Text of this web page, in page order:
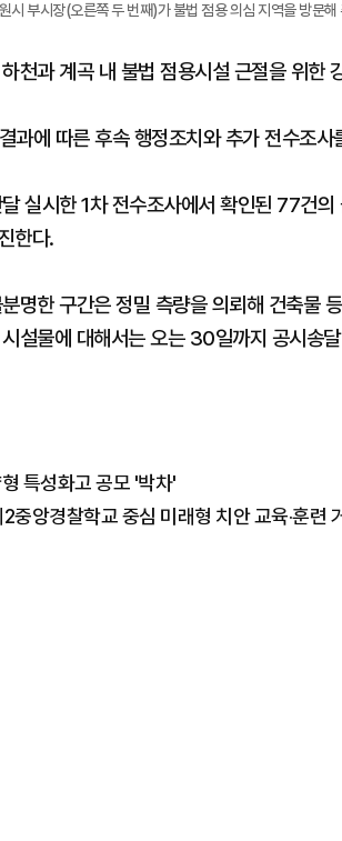
시 부시장(오른쪽 두 번째)가 불법 점용 의심 지역을 방문
천과 계곡 내 불법 점용시설 근절을 위한
과에 따른 후속 행정조치와 추가 전수조
실시한 1차 전수조사에서 확인된 77건
한다.
명한 구간은 정밀 측량을 의뢰해 건축물
설물에 대해서는 오는 30일까지 공시송
특성화고 공모 '박차'
중앙경찰학교 중심 미래형 치안 교육‧훈련